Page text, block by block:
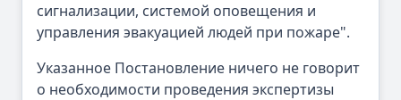
сигнализации, системой оповещения и
управления эвакуацией людей при пожаре".
Указанное Постановление ничего не говорит
о необходимости проведения экспертизы